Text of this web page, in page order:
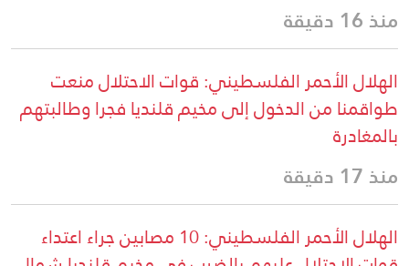
منذ 16 دقيقة
الهلال الأحمر الفلسطيني: قوات الاحتلال منعت
طواقمنا من الدخول إلى مخيم قلنديا فجرا وطالبتهم
بالمغادرة
منذ 17 دقيقة
الهلال الأحمر الفلسطيني: 10 مصابين جراء اعتداء